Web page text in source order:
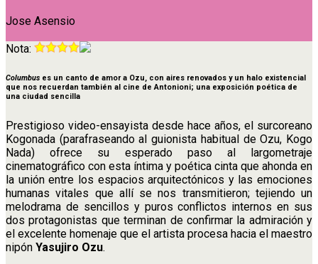
Jose Asensio
Nota:
Columbus es un canto de amor a Ozu, con aires renovados y un halo existencial
que nos recuerdan también al cine de Antonioni; una exposición poética de
una ciudad sencilla
Prestigioso video-ensayista desde hace años, el surcoreano
Kogonada (parafraseando al guionista habitual de Ozu, Kogo
Nada) ofrece su esperado paso al largometraje
cinematográfico con esta íntima y poética cinta que ahonda en
la unión entre los espacios arquitectónicos y las emociones
humanas vitales que allí se nos transmitieron; tejiendo un
melodrama de sencillos y puros conflictos internos en sus
dos protagonistas que terminan de confirmar la admiración y
el excelente homenaje que el artista procesa hacia el maestro
nipón Yasujiro Ozu.